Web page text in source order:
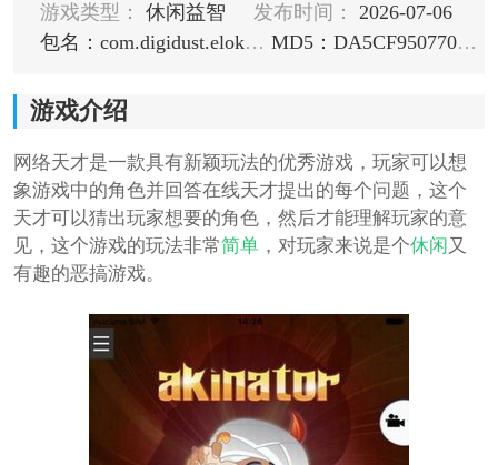
游戏类型：
休闲益智 发布时间：
2026-07-06
包名：com.digidust.elokence.akinator.freemium
MD5：DA5CF950770F96F8D7C61BB70C884BFA
游戏介绍
网络天才是一款具有新颖玩法的优秀游戏，玩家可以想
象游戏中的角色并回答在线天才提出的每个问题，这个
天才可以猜出玩家想要的角色，然后才能理解玩家的意
见，这个游戏的玩法非常简单，对玩家来说是个休闲又
有趣的恶搞游戏。